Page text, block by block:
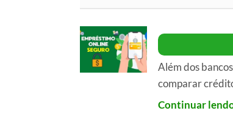
Além dos
comparar
Continuar